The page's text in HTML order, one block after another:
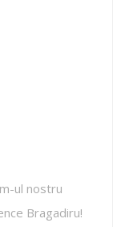
ul nostru
Bragadiru!